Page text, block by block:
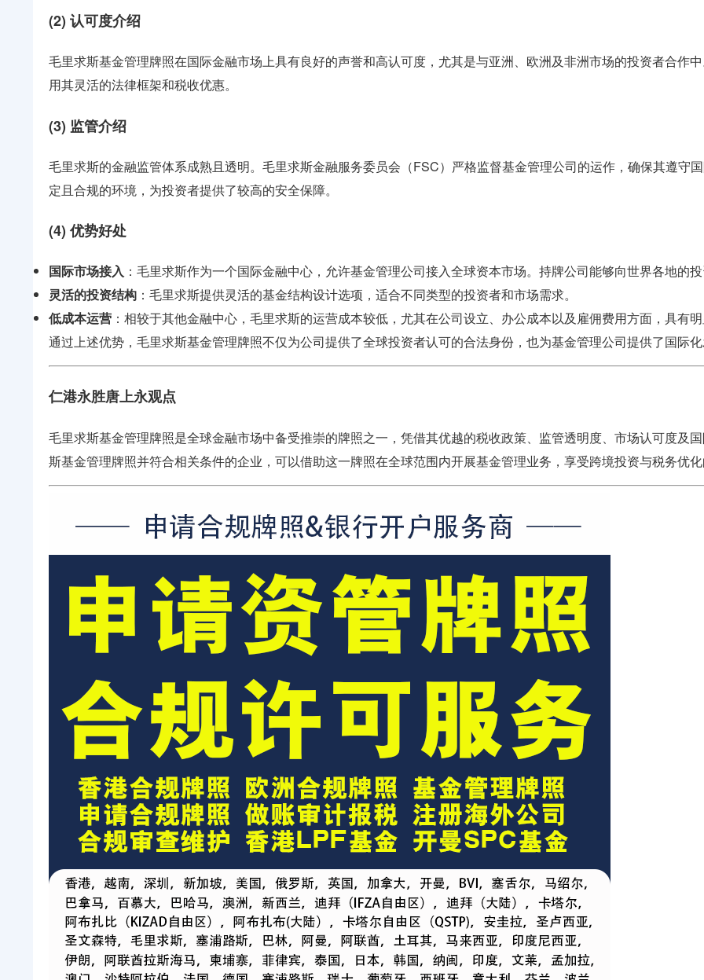
(2) 认可度介绍
毛里求斯基金管理牌照在国际金融市场上具有良好的声誉和高认可度，尤其是与亚洲、欧洲及非洲市场的投资者合作
用其灵活的法律框架和税收优惠。
(3) 监管介绍
毛里求斯的金融监管体系成熟且透明。毛里求斯金融服务委员会（FSC）严格监督基金管理公司的运作，确保其遵守
定且合规的环境，为投资者提供了较高的安全保障。
(4) 优势好处
国际市场接入 ：毛里求斯作为一个国际金融中心，允许基金管理公司接入全球资本市场。持牌公司能够向世界各地的
灵活的投资结构 ：毛里求斯提供灵活的基金结构设计选项，适合不同类型的投资者和市场需求。
低成本运营 ：相较于其他金融中心，毛里求斯的运营成本较低，尤其在公司设立、办公成本以及雇佣费用方面，具有
通过上述优势，毛里求斯基金管理牌照不仅为公司提供了全球投资者认可的合法身份，也为基金管理公司提供了国际
仁港永胜唐上永观点
毛里求斯基金管理牌照是全球金融市场中备受推崇的牌照之一，凭借其优越的税收政策、监管透明度、市场认可度及
斯基金管理牌照并符合相关条件的企业，可以借助这一牌照在全球范围内开展基金管理业务，享受跨境投资与税务优